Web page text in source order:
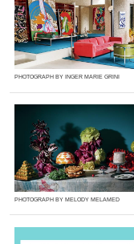
PHOTOGRAPH BY INGER MARIE GRINI
PHOTOGRAPH BY MELODY MELAMED